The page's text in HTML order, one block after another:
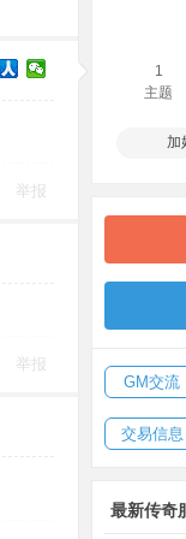
举报
举报
1
主题
加
GM交流
交易信息
最新传奇